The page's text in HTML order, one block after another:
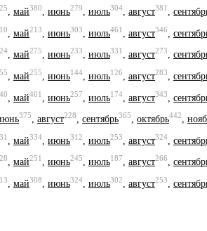
, май380, июнь279, июль304, август381,
май213 июнь303 июль461 август346
, май275, июнь233, июль331, август273,
май255 июнь144 июль126 август283
май401 июнь257 июль174 август343
375, август228, сентябрь365, октябрь442,
май334 июнь312 июль253 август324
, май251, июнь245, июль187, август266,
май308 июнь324 июль302 август253